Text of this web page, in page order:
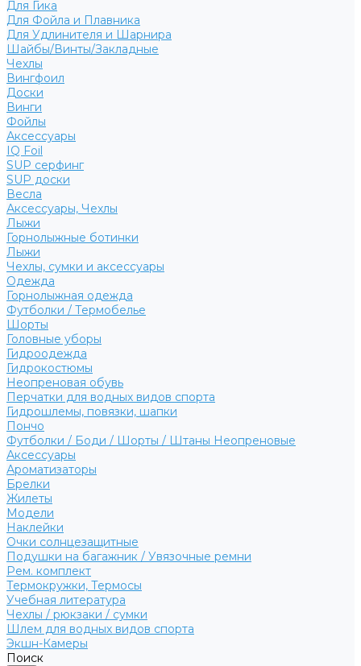
Для Гика
Для Фойла и Плавника
Для Удлинителя и Шарнира
Шайбы/Винты/Закладные
Чехлы
Вингфоил
Доски
Винги
Фойлы
Аксессуары
IQ Foil
SUP серфинг
SUP доски
Весла
Аксессуары, Чехлы
Лыжи
Горнолыжные ботинки
Лыжи
Чехлы, сумки и аксессуары
Одежда
Горнолыжная одежда
Футболки / Термобелье
Шорты
Головные уборы
Гидроодежда
Гидрокостюмы
Неопреновая обувь
Перчатки для водных видов спорта
Гидрошлемы, повязки, шапки
Пончо
Футболки / Боди / Шорты / Штаны Неопреновые
Аксессуары
Ароматизаторы
Брелки
Жилеты
Модели
Наклейки
Очки солнцезащитные
Подушки на багажник / Увязочные ремни
Рем. комплект
Термокружки, Термосы
Учебная литература
Чехлы / рюкзаки / сумки
Шлем для водных видов спорта
Экшн-Камеры
Поиск